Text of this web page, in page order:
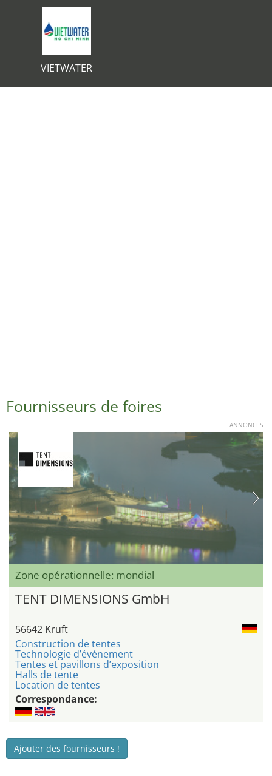
VIETWATER
Fournisseurs de foires
ANNONCES
Zone opérationnelle: mondial
TENT DIMENSIONS GmbH
56642 Kruft
Construction de tentes
Technologie d’événement
Tentes et pavillons d’exposition
Halls de tente
Location de tentes
Correspondance:
Ajouter des fournisseurs !